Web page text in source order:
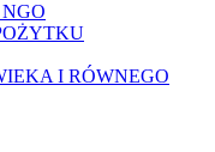
NGO
I RÓWNEGO